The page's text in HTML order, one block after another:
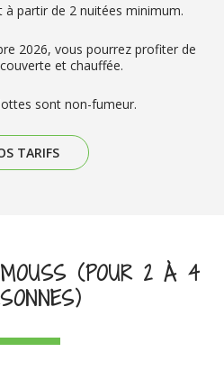
partir de 2 nuitées minimum.
2026, vous pourrez profiter de
et chauffée.
sont non-fumeur.
TARIFS
(POUR 2 À 4